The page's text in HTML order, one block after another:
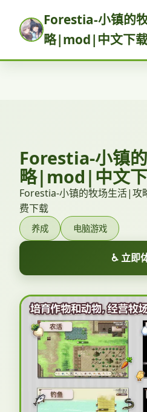
Forestia-小镇的
略|mod|中文下
Forestia-小镇
略|mod|中文
Forestia-小镇的牧场生活|
费下载
养成 电脑游戏
♿ 立即